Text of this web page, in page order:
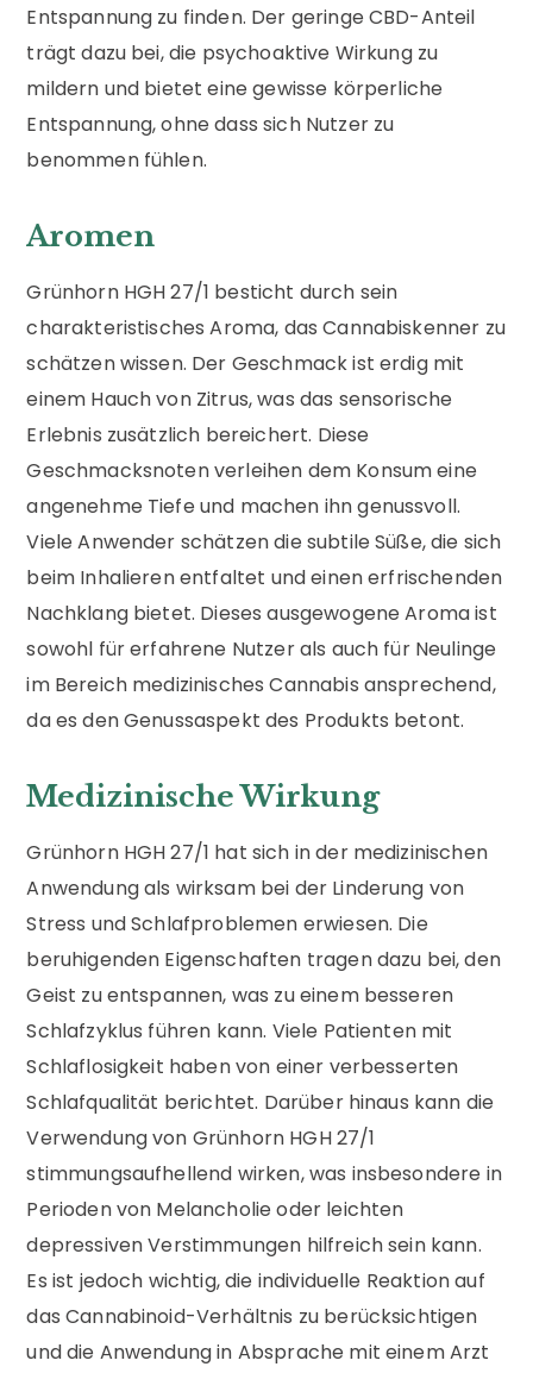
Entspannung zu finden. Der geringe CBD-Anteil
trägt dazu bei, die psychoaktive Wirkung zu
mildern und bietet eine gewisse körperliche
Entspannung, ohne dass sich Nutzer zu
benommen fühlen.
Aromen
Grünhorn HGH 27/1 besticht durch sein
charakteristisches Aroma, das Cannabiskenner zu
schätzen wissen. Der Geschmack ist erdig mit
einem Hauch von Zitrus, was das sensorische
Erlebnis zusätzlich bereichert. Diese
Geschmacksnoten verleihen dem Konsum eine
angenehme Tiefe und machen ihn genussvoll.
Viele Anwender schätzen die subtile Süße, die sich
beim Inhalieren entfaltet und einen erfrischenden
Nachklang bietet. Dieses ausgewogene Aroma ist
sowohl für erfahrene Nutzer als auch für Neulinge
im Bereich medizinisches Cannabis ansprechend,
da es den Genussaspekt des Produkts betont.
Medizinische Wirkung
Grünhorn HGH 27/1 hat sich in der medizinischen
Anwendung als wirksam bei der Linderung von
Stress und Schlafproblemen erwiesen. Die
beruhigenden Eigenschaften tragen dazu bei, den
Geist zu entspannen, was zu einem besseren
Schlafzyklus führen kann. Viele Patienten mit
Schlaflosigkeit haben von einer verbesserten
Schlafqualität berichtet. Darüber hinaus kann die
Verwendung von Grünhorn HGH 27/1
stimmungsaufhellend wirken, was insbesondere in
Perioden von Melancholie oder leichten
depressiven Verstimmungen hilfreich sein kann.
Es ist jedoch wichtig, die individuelle Reaktion auf
das Cannabinoid-Verhältnis zu berücksichtigen
und die Anwendung in Absprache mit einem Arzt